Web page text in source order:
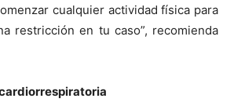
cualquier actividad física para
restricción en tu caso”, recomienda